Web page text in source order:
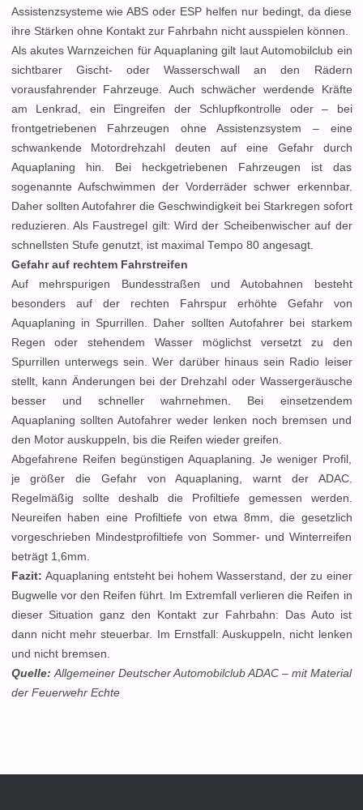
Assistenzsysteme wie ABS oder ESP helfen nur bedingt, da diese
ihre Stärken ohne Kontakt zur Fahrbahn nicht ausspielen können.
Als akutes Warnzeichen für Aquaplaning gilt laut Automobilclub ein
sichtbarer Gischt- oder Wasserschwall an den Rädern
vorausfahrender Fahrzeuge. Auch schwächer werdende Kräfte
am Lenkrad, ein Eingreifen der Schlupfkontrolle oder – bei
frontgetriebenen Fahrzeugen ohne Assistenzsystem – eine
schwankende Motordrehzahl deuten auf eine Gefahr durch
Aquaplaning hin. Bei heckgetriebenen Fahrzeugen ist das
sogenannte Aufschwimmen der Vorderräder schwer erkennbar.
Daher sollten Autofahrer die Geschwindigkeit bei Starkregen sofort
reduzieren. Als Faustregel gilt: Wird der Scheibenwischer auf der
schnellsten Stufe genutzt, ist maximal Tempo 80 angesagt.
Gefahr auf rechtem Fahrstreifen
Auf mehrspurigen Bundesstraßen und Autobahnen besteht
besonders auf der rechten Fahrspur erhöhte Gefahr von
Aquaplaning in Spurrillen. Daher sollten Autofahrer bei starkem
Regen oder stehendem Wasser möglichst versetzt zu den
Spurrillen unterwegs sein. Wer darüber hinaus sein Radio leiser
stellt, kann Änderungen bei der Drehzahl oder Wassergeräusche
besser und schneller wahrnehmen. Bei einsetzendem
Aquaplaning sollten Autofahrer weder lenken noch bremsen und
den Motor auskuppeln, bis die Reifen wieder greifen.
Abgefahrene Reifen begünstigen Aquaplaning. Je weniger Profil,
je größer die Gefahr von Aquaplaning, warnt der ADAC.
Regelmäßig sollte deshalb die Profiltiefe gemessen werden.
Neureifen haben eine Profiltiefe von etwa 8mm, die gesetzlich
vorgeschrieben Mindestprofiltiefe von Sommer- und Winterreifen
beträgt 1,6mm.
Fazit: Aquaplaning entsteht bei hohem Wasserstand, der zu einer
Bugwelle vor den Reifen führt. Im Extremfall verlieren die Reifen in
dieser Situation ganz den Kontakt zur Fahrbahn: Das Auto ist
dann nicht mehr steuerbar. Im Ernstfall: Auskuppeln, nicht lenken
und nicht bremsen.
Quelle: Allgemeiner Deutscher Automobilclub ADAC – mit Material
der Feuerwehr Echte